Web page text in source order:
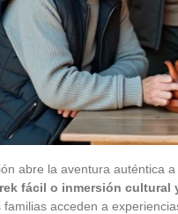
abre la aventura auténtica
fácil o inmersión cultural
familias acceden a